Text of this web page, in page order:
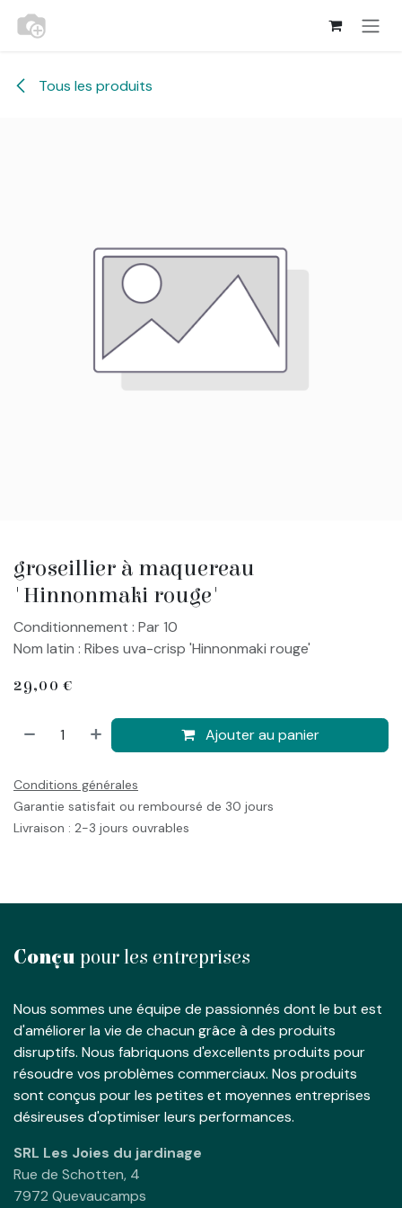
Se rendre au contenu
Tous les produits
groseillier à maquereau
'Hinnonmaki rouge'
Conditionnement : Par 10
Nom latin : Ribes uva-crisp 'Hinnonmaki rouge'
29,00 €
Ajouter au panier
Conditions générales
Garantie satisfait ou remboursé de 30 jours
Livraison : 2-3 jours ouvrables
Conçu pour les entreprises
Nous sommes une équipe de passionnés dont le but est
d'améliorer la vie de chacun grâce à des produits
disruptifs. Nous fabriquons d'excellents produits pour
résoudre vos problèmes commerciaux. Nos produits
sont conçus pour les petites et moyennes entreprises
désireuses d'optimiser leurs performances.
SRL Les Joies du jardinage
Rue de Schotten, 4
7972 Quevaucamps